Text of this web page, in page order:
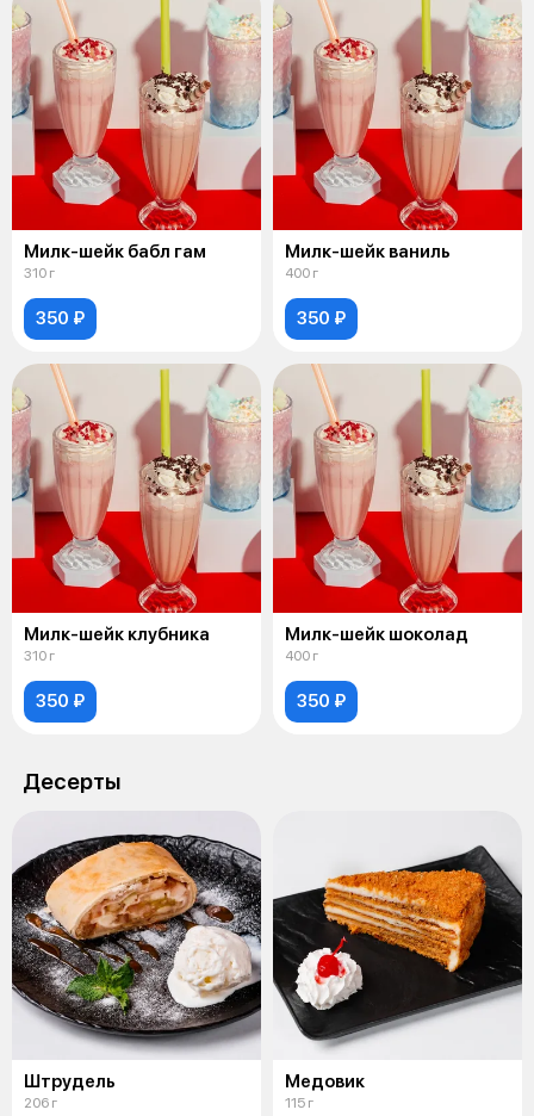
Милк-шейк бабл гам
310 г
350 ₽
Милк-шейк ваниль
400 г
350 ₽
Милк-шейк клубника
310 г
350 ₽
Милк-шейк шоколад
400 г
350 ₽
Десерты
Штрудель
206 г
Медовик
115 г